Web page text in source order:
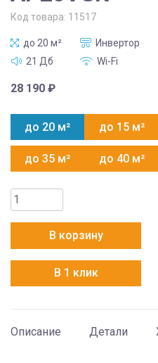
Код товара: 11517
до 20 м²
Инвертор
21 Дб
Wi-Fi
28 190 ₽
до 20 м² до 15 м²
до 35 м² до 40 м²
Количество
товара
Mitsubishi
Electric
MSZ-
AP20VGK
В корзину
В 1 клик
Описание Детали